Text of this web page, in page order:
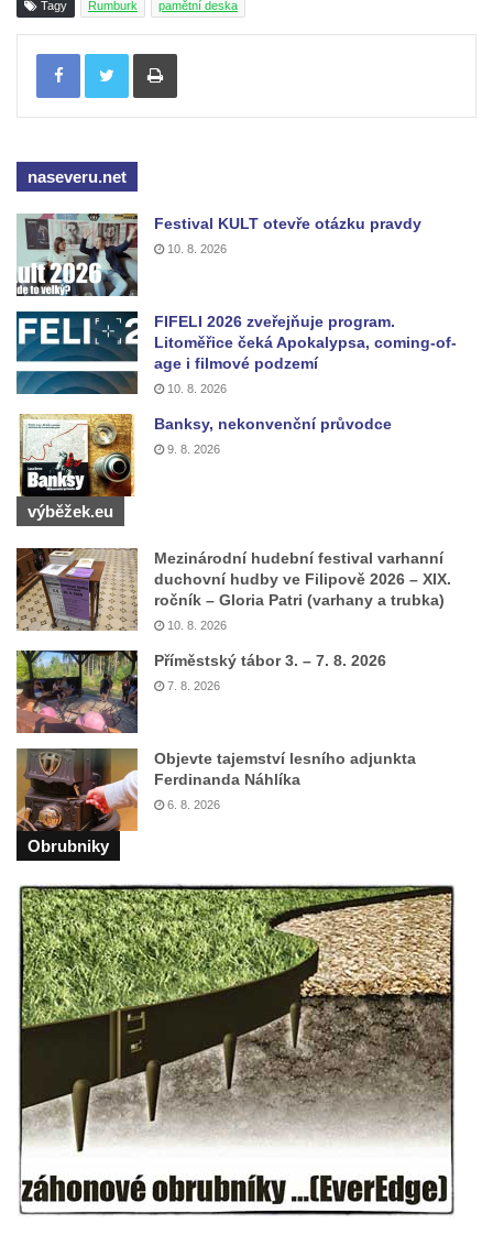
Budějovicích
Socha svatého Zachariáše na nádvoří
kláštera dominikánů v Českých
dominikánů v Českých Budějovicích
dominikánů v Českých Budějovicích
Socha svatého Dominika na nádvoří
kláštera dominikánů v Českých
Budějovicích
Sousoší Kalvárie před klášterem
dominikánů u Piaristického náměstí v
Českých Budějovicích
Pamětní deska Tomáše Garrigue Masaryka
na radnici v Českých Budějovicích
Pamětní deska na biskupské rezidenci v
Českých Budějovicích
Pamětní deska Josefa Hloucha na
biskupské rezidenci v Českých
Socha žáby u rybníčku na Náměstí v
Kamenném Újezdě
Pamětní kámen družebních obcí Kamenný
Újezd a Krauchthal v parku na Náměstí v
Kamenném Újezdě
Socha na náměstí J. V. Kamarýta ve
Velešíně
Pomník J. V. Kamarýta v Krumlovské ulici ve
Velešíně
Pamětní deska arcibiskupa Micara ve
vstupu do poutního místa Římov
Plastika Koule v Gutenbergově ulici v
Pamětní deska Vojtěcha Kocmicha na
domě čp. 37 v ulici Betlém v Římově
Pomník na paměť zrušení roboty v Plavu
Socha ležícího koně v Sadech
Československé armády v Teplicích
Tagy Rumburk pamětní deska
Tisknout
naseveru.net
Festival KULT otevře otázku pravdy
10. 8. 2026
FIFELI 2026 zveřejňuje program.
Litoměřice čeká Apokalypsa, coming-of-
age i filmové podzemí
10. 8. 2026
Banksy, nekonvenční průvodce
9. 8. 2026
výběžek.eu
Mezinárodní hudební festival varhanní
duchovní hudby ve Filipově 2026 – XIX.
ročník – Gloria Patri (varhany a trubka)
10. 8. 2026
Příměstský tábor 3. – 7. 8. 2026
7. 8. 2026
Objevte tajemství lesního adjunkta
Ferdinanda Náhlíka
6. 8. 2026
Obrubniky